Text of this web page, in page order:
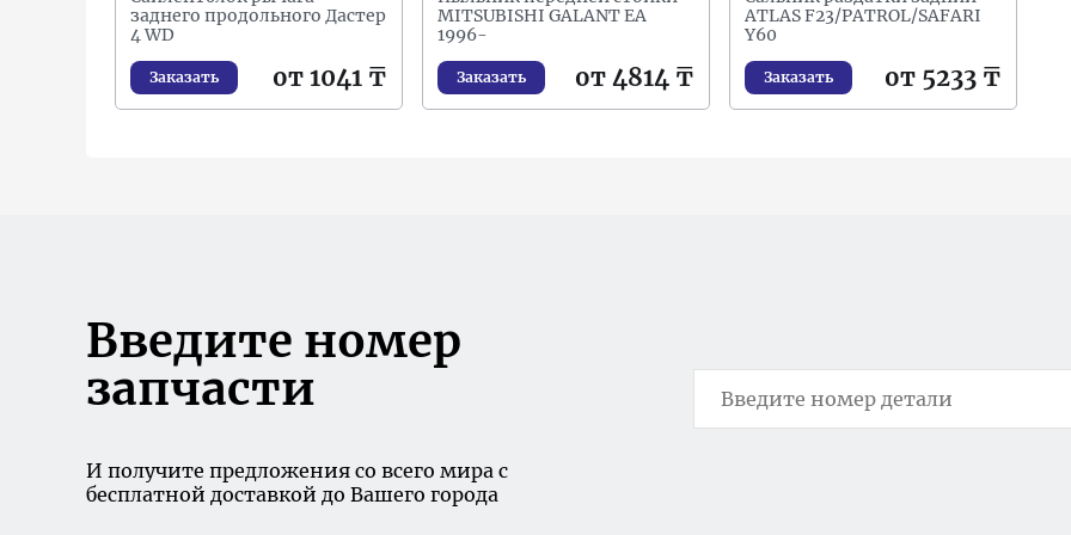
заднего продольного Дастер
4 WD
Заказать от 1041 ₸
MITSUBISHI GALANT EA
1996-
Заказать от 4814 ₸
ATLAS F23/PATROL/SAFARI
Y60
Заказать от 5233 ₸
Введите номер
запчасти
И получите предложения со всего мира с
бесплатной доставкой до Вашего города